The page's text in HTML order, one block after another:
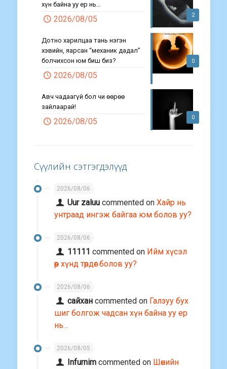
2
хүн байна уу ер нь…
2026/08/05
0
Дотно харилцаа тань нэгэн
хэвийн, яарсан “механик дадал”
болчихсон юм биш биз?
2026/08/05
0
Авч чадаагүй бол чи өөрөө
зайлаарай!
2026/08/05
Сүүлийн сэтгэгдэлүүд
2026/08/06
Uur zaluu commented onХайр нь
унтраад ингэж байгаа юм болов уу?
2026/08/06
11111 commented on Ийм хүсэл
өөр хүнд төрдөг болов уу?
2026/08/06
сайхан commented on Галзуу бух
шиг болгож чадсан хүн байна уу ер
нь…
2026/08/05
Infurnim commented on Шөнийн